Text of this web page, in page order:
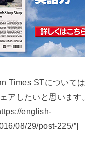
Times STについて
アしたいと思います
english-
08/29/post-225/”]